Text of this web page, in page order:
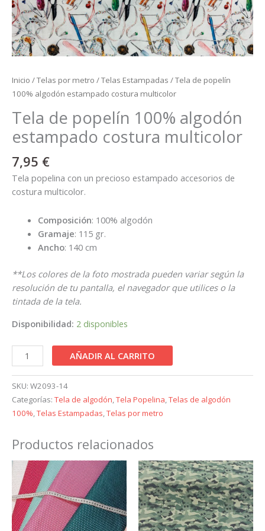
Inicio /Telas por metro /Telas Estampadas / Tela de popelín
100% algodón estampado costura multicolor
Tela de popelín 100% algodón
estampado costura multicolor
7,95 €
Tela popelina con un precioso estampado accesorios de
costura multicolor.
Composición: 100% algodón
Gramaje: 115 gr.
Ancho: 140 cm
**Los colores de la foto mostrada pueden variar según la
resolución de tu pantalla, el navegador que utilices o la
tintada de la tela.
Disponibilidad: 2 disponibles
AÑADIR AL CARRITO
SKU: W2093-14
Categorías: Tela de algodón,Tela Popelina,Telas de algodón
100%,Telas Estampadas,Telas por metro
Productos relacionados
Este
producto
tiene
múltiples
variantes.